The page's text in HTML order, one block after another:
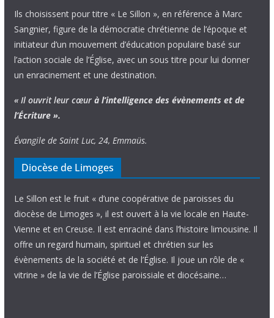
Ils choisissent pour titre « Le Sillon », en référence à Marc
Sangnier, figure de la démocratie chrétienne de l’époque et
initiateur d’un mouvement d’éducation populaire basé sur
l’action sociale de l’Église, avec un sous titre pour lui donner
un enracinement et une destination.
« Il ouvrit leur cœur à l’intelligence des évènements et de
l’Écriture ».
Évangile de Saint Luc, 24, Emmaüs.
Diocèse de Limoges
Le Sillon est le fruit « d’une coopérative de paroisses du
diocèse de Limoges », il est ouvert à la vie locale en Haute-
Vienne et en Creuse. Il est enraciné dans l’histoire limousine. Il
offre un regard humain, spirituel et chrétien sur les
évènements de la société et de l’Église. Il joue un rôle de «
vitrine » de la vie de l’Église paroissiale et diocésaine…